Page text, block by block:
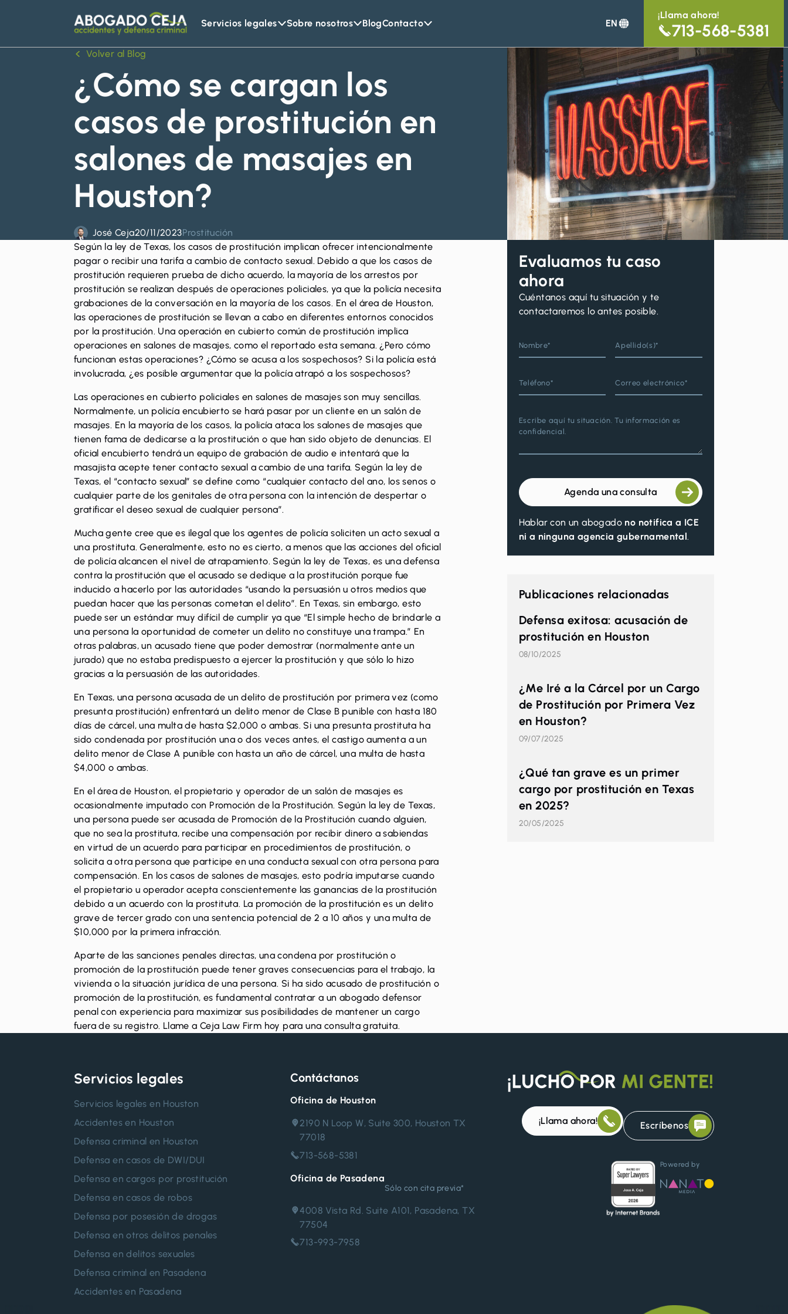
Abogado
Servicios legales Sobre nosotros BlogContacto EN
¡Llama ahora!
713-568-5381
Volver al Blog
¿Cómo se cargan los
casos de prostitución en
salones de masajes en
Houston?
José Ceja20/11/2023Prostitución
Según la ley de Texas, los casos de prostitución implican ofrecer intencionalmente
pagar o recibir una tarifa a cambio de contacto sexual. Debido a que los casos de
prostitución requieren prueba de dicho acuerdo, la mayoría de los arrestos por
prostitución se realizan después de operaciones policiales, ya que la policía necesita
grabaciones de la conversación en la mayoría de los casos. En el área de Houston,
las operaciones de prostitución se llevan a cabo en diferentes entornos conocidos
por la prostitución. Una operación en cubierto común de prostitución implica
operaciones en salones de masajes, como el reportado esta semana. ¿Pero cómo
funcionan estas operaciones? ¿Cómo se acusa a los sospechosos? Si la policía está
involucrada, ¿es posible argumentar que la policía atrapó a los sospechosos?
Las operaciones en cubierto policiales en salones de masajes son muy sencillas.
Normalmente, un policía encubierto se hará pasar por un cliente en un salón de
masajes. En la mayoría de los casos, la policía ataca los salones de masajes que
tienen fama de dedicarse a la prostitución o que han sido objeto de denuncias. El
oficial encubierto tendrá un equipo de grabación de audio e intentará que la
masajista acepte tener contacto sexual a cambio de una tarifa. Según la ley de
Texas, el “contacto sexual” se define como “cualquier contacto del ano, los senos o
cualquier parte de los genitales de otra persona con la intención de despertar o
gratificar el deseo sexual de cualquier persona”.
Mucha gente cree que es ilegal que los agentes de policía soliciten un acto sexual a
una prostituta. Generalmente, esto no es cierto, a menos que las acciones del oficial
de policía alcancen el nivel de atrapamiento. Según la ley de Texas, es una defensa
contra la prostitución que el acusado se dedique a la prostitución porque fue
inducido a hacerlo por las autoridades “usando la persuasión u otros medios que
puedan hacer que las personas cometan el delito”. En Texas, sin embargo, esto
puede ser un estándar muy difícil de cumplir ya que “El simple hecho de brindarle a
una persona la oportunidad de cometer un delito no constituye una trampa.” En
otras palabras, un acusado tiene que poder demostrar (normalmente ante un
jurado) que no estaba predispuesto a ejercer la prostitución y que sólo lo hizo
gracias a la persuasión de las autoridades.
En Texas, una persona acusada de un delito de prostitución por primera vez (como
presunta prostitución) enfrentará un delito menor de Clase B punible con hasta 180
días de cárcel, una multa de hasta $2,000 o ambas. Si una presunta prostituta ha
sido condenada por prostitución una o dos veces antes, el castigo aumenta a un
delito menor de Clase A punible con hasta un año de cárcel, una multa de hasta
$4,000 o ambas.
En el área de Houston, el propietario y operador de un salón de masajes es
ocasionalmente imputado con Promoción de la Prostitución. Según la ley de Texas,
una persona puede ser acusada de Promoción de la Prostitución cuando alguien,
que no sea la prostituta, recibe una compensación por recibir dinero a sabiendas
en virtud de un acuerdo para participar en procedimientos de prostitución, o
solicita a otra persona que participe en una conducta sexual con otra persona para
compensación. En los casos de salones de masajes, esto podría imputarse cuando
el propietario u operador acepta conscientemente las ganancias de la prostitución
debido a un acuerdo con la prostituta. La promoción de la prostitución es un delito
grave de tercer grado con una sentencia potencial de 2 a 10 años y una multa de
$10,000 por la primera infracción.
Aparte de las sanciones penales directas, una condena por prostitución o
promoción de la prostitución puede tener graves consecuencias para el trabajo, la
vivienda o la situación jurídica de una persona. Si ha sido acusado de prostitución o
promoción de la prostitución, es fundamental contratar a un abogado defensor
penal con experiencia para maximizar sus posibilidades de mantener un cargo
fuera de su registro. Llame a Ceja Law Firm hoy para una consulta gratuita.
Evaluamos tu caso
ahora
Cuéntanos aquí tu situación y te
contactaremos lo antes posible.
Nombre* Apellido(s)*
Teléfono* Correo electrónico*
Escribe aquí tu situación. Tu información es
confidencial.
Agenda una consulta
Hablar con un abogado no notifica a ICE
ni a ninguna agencia gubernamental.
Publicaciones relacionadas
Defensa exitosa: acusación de
prostitución en Houston
08/10/2025
¿Me Iré a la Cárcel por un Cargo
de Prostitución por Primera Vez
en Houston?
09/07/2025
¿Qué tan grave es un primer
cargo por prostitución en Texas
en 2025?
20/05/2025
Servicios legales
Servicios legales en Houston
Accidentes en Houston
Defensa criminal en Houston
Defensa en casos de DWI/DUI
Defensa en cargos por prostitución
Defensa en casos de robos
Defensa por posesión de drogas
Defensa en otros delitos penales
Defensa en delitos sexuales
Defensa criminal en Pasadena
Accidentes en Pasadena
Contáctanos
Oficina de Houston
2190 N Loop W, Suite 300, Houston TX
77018
713-568-5381
Oficina de Pasadena
Sólo con cita previa*
4008 Vista Rd. Suite A101, Pasadena, TX
77504
713-993-7958
¡Llama ahora! Escríbenos
Powered by